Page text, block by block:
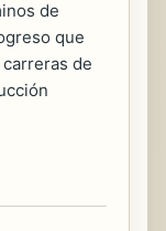
de
que
de